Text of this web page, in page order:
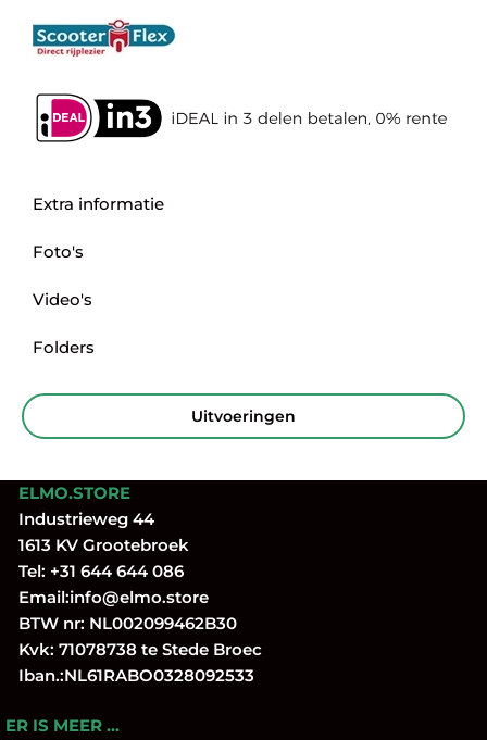
Extra informatie
Foto's
Video's
Folders
Uitvoeringen
ELMO.STORE
Industrieweg 44
1613 KV Grootebroek
Tel: +31 644 644 086
Email:info@elmo.store
BTW nr: NL002099462B30
Kvk: 71078738 te Stede Broec
Iban.:NL61RABO0328092533
ER IS MEER …